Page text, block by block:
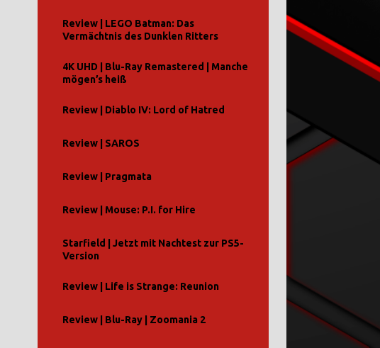
Review | LEGO Batman: Das
Vermächtnis des Dunklen Ritters
4K UHD | Blu-Ray Remastered | Manche
mögen’s heiß
Review | Diablo IV: Lord of Hatred
Review | SAROS
Review | Pragmata
Review | Mouse: P.I. for Hire
Starfield | Jetzt mit Nachtest zur PS5-
Version
Review | Life is Strange: Reunion
Review | Blu-Ray | Zoomania 2